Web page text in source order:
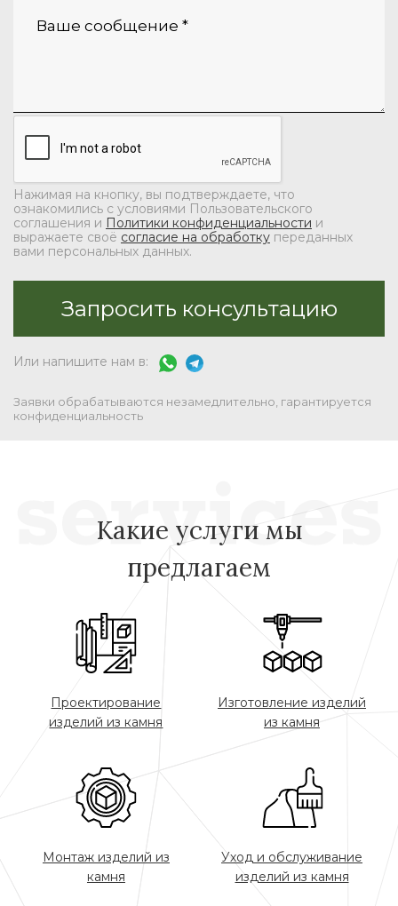
Нажимая на кнопку, вы подтверждаете, что
ознакомились с условиями Пользовательского
соглашения и Политики конфиденциальности и
выражаете своё согласие на обработкупереданных
вами персональных данных.
Или напишите нам в:
Заявки обрабатываются незамедлительно, гарантируется
конфиденциальность
Какие услуги мы
предлагаем
Проектирование
изделий из камня
Изготовление изделий
из камня
Монтаж изделий из
камня
Уход и обслуживание
изделий из камня